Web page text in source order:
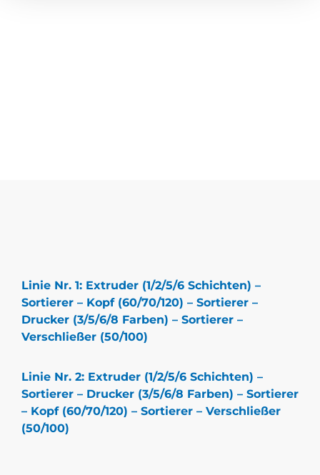
Linie Nr. 1: Extruder (1/2/5/6 Schichten) –
Sortierer – Kopf (60/70/120) – Sortierer –
Drucker (3/5/6/8 Farben) – Sortierer –
Verschließer (50/100)
Linie Nr. 2: Extruder (1/2/5/6 Schichten) –
Sortierer – Drucker (3/5/6/8 Farben) – Sortierer
– Kopf (60/70/120) – Sortierer – Verschließer
(50/100)